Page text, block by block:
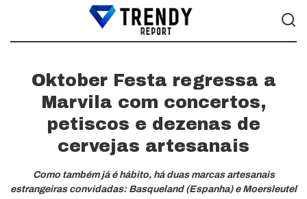
Oktober Festa regressa a
Marvila com concertos,
petiscos e dezenas de
cervejas artesanais
Como também já é hábito, há duas marcas artesanais
estrangeiras convidadas: Basqueland (Espanha) e Moersleutel